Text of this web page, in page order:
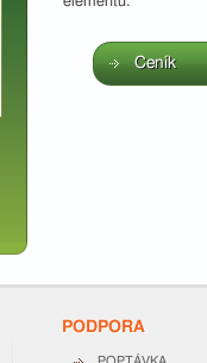
Ceník
PODPORA